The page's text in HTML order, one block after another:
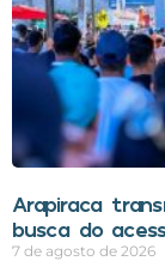
Arapiraca
busca do
7 de agosto de 2026